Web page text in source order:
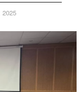
2025